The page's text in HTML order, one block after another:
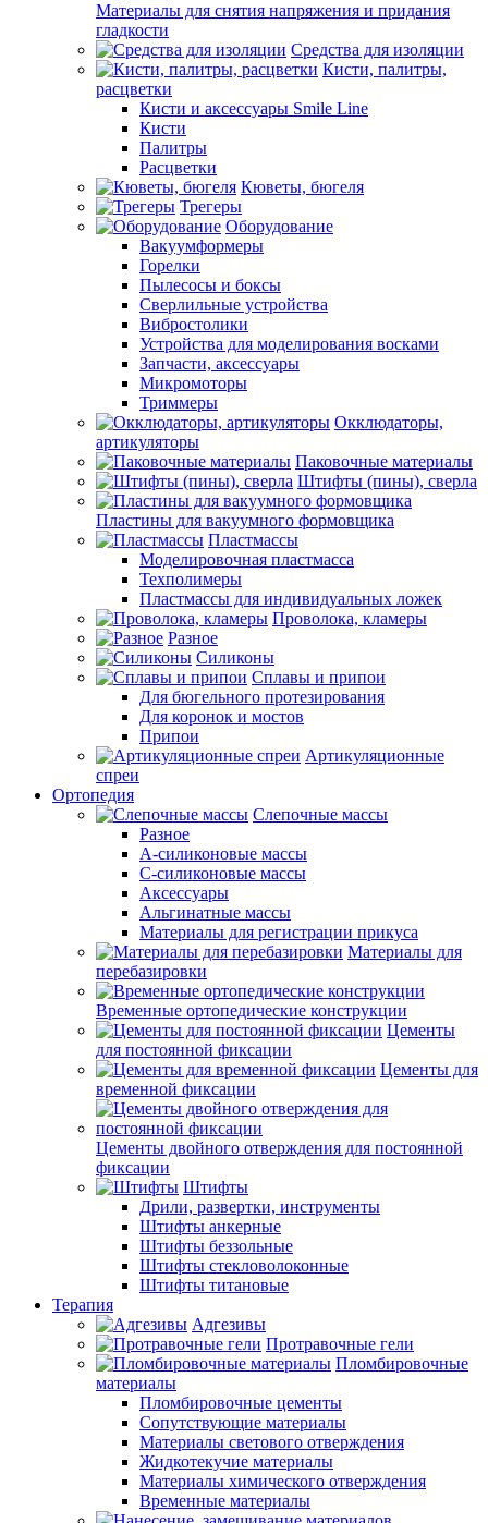
Материалы для снятия напряжения и придания
гладкости
Средства для изоляции
Кисти, палитры,
расцветки
Кисти и аксессуары Smile Line
Кисти
Палитры
Расцветки
Кюветы, бюгеля
Трегеры
Оборудование
Вакуумформеры
Горелки
Пылесосы и боксы
Сверлильные устройства
Вибростолики
Устройства для моделирования восками
Запчасти, аксессуары
Микромоторы
Триммеры
Окклюдаторы,
артикуляторы
Паковочные материалы
Штифты (пины), сверла
Пластины для вакуумного формовщика
Пластмассы
Моделировочная пластмасса
Техполимеры
Пластмассы для индивидуальных ложек
Проволока, кламеры
Разное
Силиконы
Сплавы и припои
Для бюгельного протезирования
Для коронок и мостов
Припои
Артикуляционные
спреи
Ортопедия
Слепочные массы
Разное
А-силиконовые массы
С-силиконовые массы
Аксессуары
Альгинатные массы
Материалы для регистрации прикуса
Материалы для
перебазировки
Временные ортопедические конструкции
Цементы
для постоянной фиксации
Цементы для
временной фиксации
Цементы двойного отверждения для постоянной
фиксации
Штифты
Дрили, развертки, инструменты
Штифты анкерные
Штифты беззольные
Штифты стекловолоконные
Штифты титановые
Терапия
Адгезивы
Протравочные гели
Пломбировочные
материалы
Пломбировочные цементы
Сопутствующие материалы
Материалы светового отверждения
Жидкотекучие материалы
Материалы химического отверждения
Временные материалы